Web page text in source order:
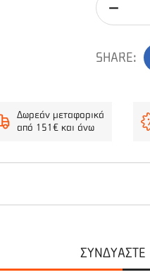
SHARE:
Δωρεάν μεταφορικά
από 151€ και άνω
ΣΥΝΔΥΑΣΤΕ